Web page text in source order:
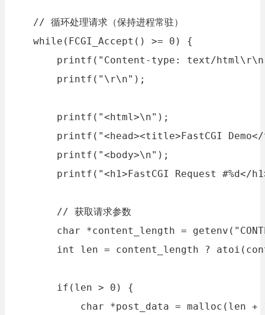
    // 循环处理请求（保持进程常驻）
    while(FCGI_Accept() >= 0) {
printf("Content-type: text/
        printf("\r\n");
        printf("<html>\n");
printf("<head><title>FastCGI
        printf("<body>\n");
printf("<h1>FastCGI Request #%d</
        // 获取请求参数
char *content_length =
int len = content_length ?
        if(len > 0) {
char *post_data = malloc(len +